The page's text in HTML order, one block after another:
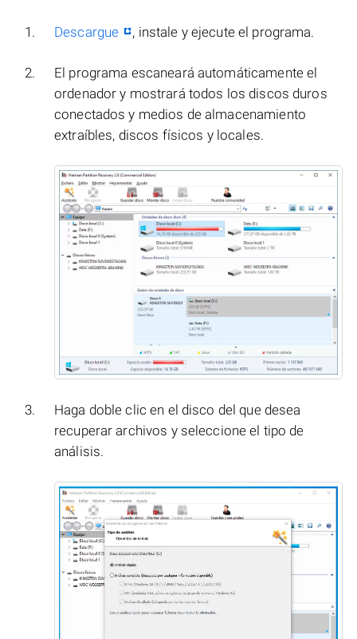
Descargue , instale y ejecute el programa.
El programa escaneará automáticamente el
ordenador y mostrará todos los discos duros
conectados y medios de almacenamiento
extraíbles, discos físicos y locales.
Haga doble clic en el disco del que desea
recuperar archivos y seleccione el tipo de
análisis.